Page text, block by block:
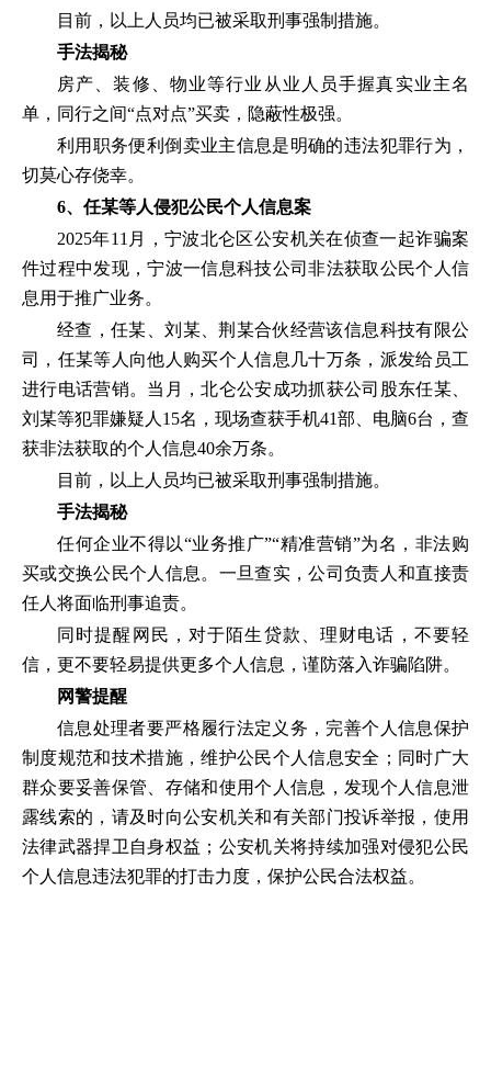
目前，以上人员均已被采取刑事强制措施。
手法揭秘
房产、装修、物业等行业从业人员手握真实业主名
单，同行之间“点对点”买卖，隐蔽性极强。
利用职务便利倒卖业主信息是明确的违法犯罪行为，
切莫心存侥幸。
6、任某等人侵犯公民个人信息案
2025年11月，宁波北仑区公安机关在侦查一起诈骗案
件过程中发现，宁波一信息科技公司非法获取公民个人信
息用于推广业务。
经查，任某、刘某、荆某合伙经营该信息科技有限公
司，任某等人向他人购买个人信息几十万条，派发给员工
进行电话营销。当月，北仑公安成功抓获公司股东任某、
刘某等犯罪嫌疑人15名，现场查获手机41部、电脑6台，查
获非法获取的个人信息40余万条。
目前，以上人员均已被采取刑事强制措施。
手法揭秘
任何企业不得以“业务推广”“精准营销”为名，非法购
买或交换公民个人信息。一旦查实，公司负责人和直接责
任人将面临刑事追责。
同时提醒网民，对于陌生贷款、理财电话，不要轻
信，更不要轻易提供更多个人信息，谨防落入诈骗陷阱。
网警提醒
信息处理者要严格履行法定义务，完善个人信息保护
制度规范和技术措施，维护公民个人信息安全；同时广大
群众要妥善保管、存储和使用个人信息，发现个人信息泄
露线索的，请及时向公安机关和有关部门投诉举报，使用
法律武器捍卫自身权益；公安机关将持续加强对侵犯公民
个人信息违法犯罪的打击力度，保护公民合法权益。